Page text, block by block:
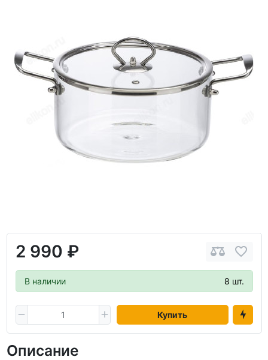
2 990 ₽
В наличии 8 шт.
Купить
Описание